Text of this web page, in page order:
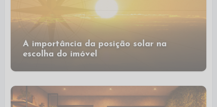
A importância da posição solar na
escolha do imóvel